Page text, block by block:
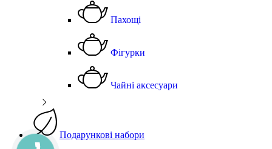
Пахощі
Фігурки
Чайні аксесуари
Подарункові набори